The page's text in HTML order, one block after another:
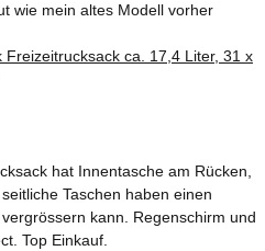
wie mein altes Modell vorher
hat Innentasche am Rücken,
Taschen haben einen
kann. Regenschirm und
Top Einkauf.